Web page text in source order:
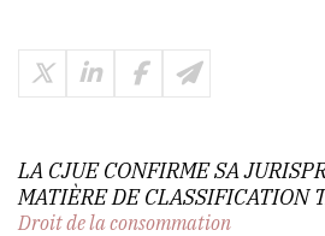
LA CJUE CONFIRME SA
MATIÈRE DE CLASSIFICATION
Droit de la consommation